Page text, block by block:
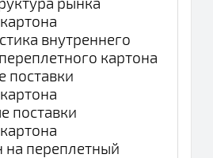
внутреннего
картона
поставки
поставки
на переплетный